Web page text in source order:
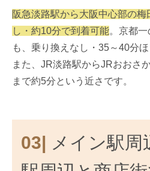
阪急淡路駅から大阪中心部の
し・約10分で到着可能。京都
も、乗り換えなし・35～40分
また、JR淡路駅からJRおおさ
まで約5分という近さです。
03| メイン駅周